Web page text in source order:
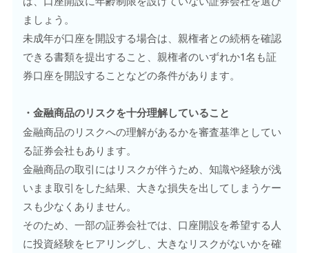
ましょう。
未成年が口座を開設する場合は、親権者との続柄を確認
できる書類を提出すること、親権者のいずれか1名も証
券口座を開設することなどの条件があります。
・金融商品のリスクを十分理解していること
金融商品のリスクへの理解があるかを審査基準としてい
る証券会社もあります。
金融商品の取引にはリスクが伴うため、知識や経験が浅
いまま取引をした結果、大きな損失を出してしまうケー
スも少なくありません。
そのため、一部の証券会社では、口座開設を希望する人
に投資経験をヒアリングし、大きなリスクがないかを確